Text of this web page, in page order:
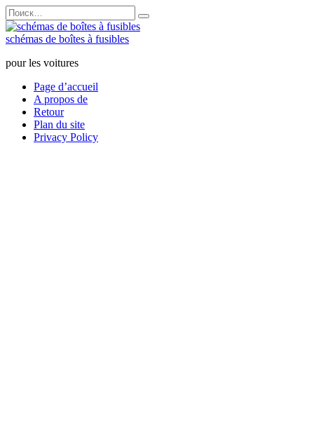
Перейти
к
содержанию
Search
for:
schémas de boîtes à fusibles
pour les voitures
Page d’accueil
A propos de
Retour
Plan du site
Privacy Policy